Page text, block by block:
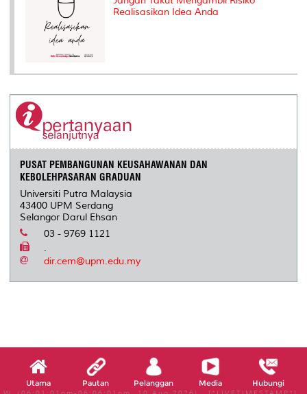
Realisasikan Idea Anda
PUSAT PEMBANGUNAN KEUSAHAWANAN DAN
KEBOLEHPASARAN GRADUAN
Universiti Putra Malaysia
43400 UPM Serdang
Selangor Darul Ehsan
03 - 9769 1121
.
dir.cem@upm.edu.my
Utama Pautan Pelanggan Media Hubungi